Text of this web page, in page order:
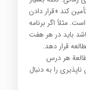
کند «قرار دادن
مثلاً اگر برنامه
باید در هر هفت
قرار دهد.
هر درس
را به‌ دنبال